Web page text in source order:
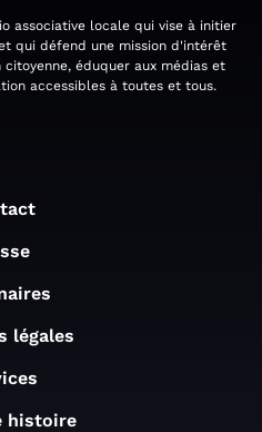
associative locale qui vise à initier
qui défend une mission d'intérêt
éduquer aux médias et
accessibles à toutes et tous.
légales
histoire